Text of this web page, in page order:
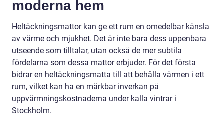
moderna hem
Heltäckningsmattor kan ge ett rum en omedelbar känsla
av värme och mjukhet. Det är inte bara dess uppenbara
utseende som tilltalar, utan också de mer subtila
fördelarna som dessa mattor erbjuder. För det första
bidrar en heltäckningsmatta till att behålla värmen i ett
rum, vilket kan ha en märkbar inverkan på
uppvärmningskostnaderna under kalla vintrar i
Stockholm.